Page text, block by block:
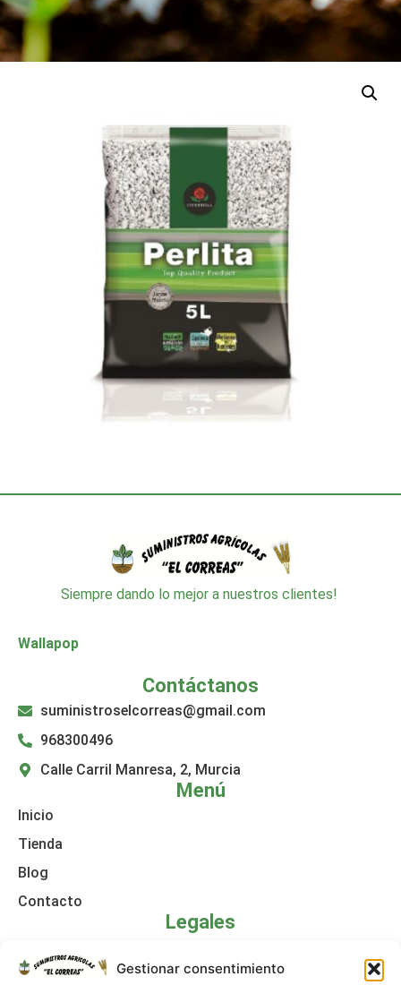
Gestionar consentimiento
Siempre dando lo mejor a nuestros clientes!
Wallapop
Menú
Inicio
Tienda
Blog
Contacto
Legales
Política de cookies
Contáctanos
suministroselcorreas@gmail.com
968300496
Calle Carril Manresa, 2, Murcia